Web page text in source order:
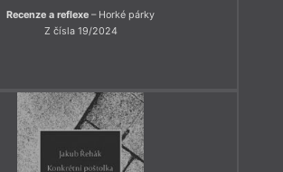
Recenze a reflexe – Horké párky
Z čísla 19/2024